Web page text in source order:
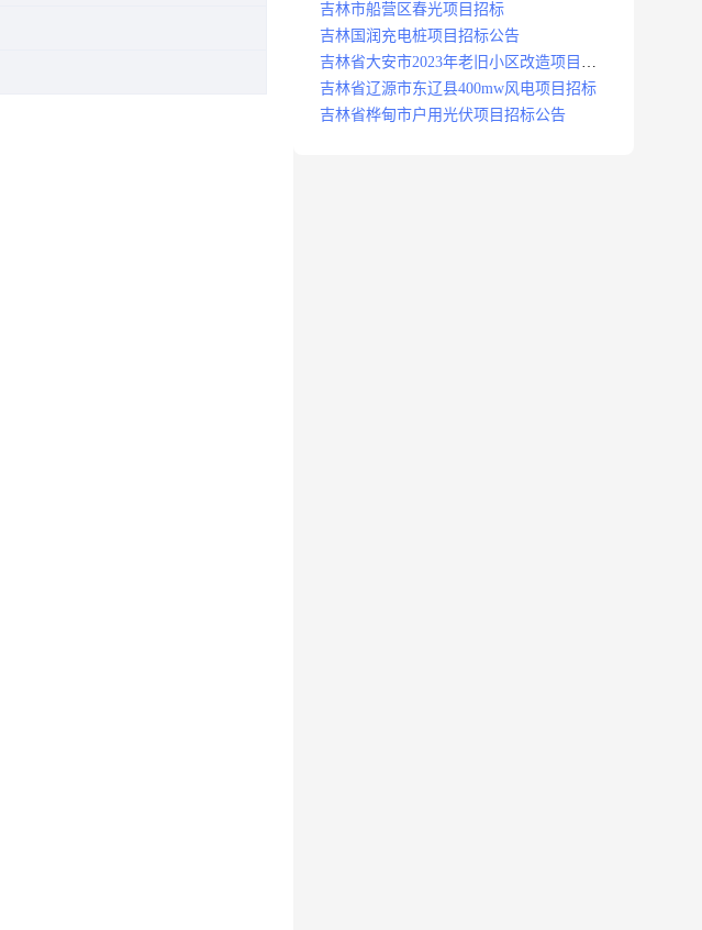
吉林市船营区春光项目招标
吉林国润充电桩项目招标公告
吉林省大安市2023年老旧小区改造项目招
标公告
吉林省辽源市东辽县400mw风电项目招标
吉林省桦甸市户用光伏项目招标公告